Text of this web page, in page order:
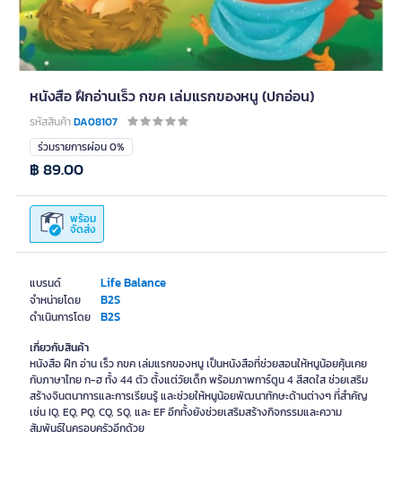
หนังสือ ฝึกอ่านเร็ว กขค เล่มแรกของหนู (ปกอ่อน)
รหัสสินค้าDA08107
แบรนด์ Life Balance
จำหน่ายโดย B2S
ดำเนินการโดย B2S
ร่วมรายการผ่อน 0%
พร้อม
จัดส่ง
฿ 89.00
เกี่ยวกับสินค้า
หนังสือ ฝึก อ่าน เร็ว กขค เล่มแรกของหนู เป็นหนังสือที่ช่วยสอนให้หนูน้อยคุ้นเคย
กับภาษาไทย ก-ฮ ทั้ง 44 ตัว ตั้งแต่วัยเด็ก พร้อมภาพการ์ตูน 4 สีสดใส ช่วยเสริม
สร้างจินตนาการและการเรียนรู้ และช่วยให้หนูน้อยพัฒนาทักษะด้านต่างๆ ที่สำคัญ
เช่น IQ, EQ, PQ, CQ, SQ, และ EF อีกทั้งยังช่วยเสริมสร้างกิจกรรมและความ
สัมพันธ์ในครอบครัวอีกด้วย